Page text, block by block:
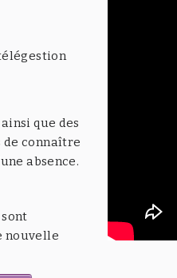
que des
de connaître
absence.
nouvelle